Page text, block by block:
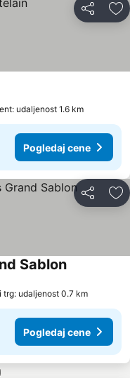
Deli
udaljenost 1.6 km
Pogledaj cene
Deli
SablonPogledaj
trg: udaljenost 0.7 km
Pogledaj cene